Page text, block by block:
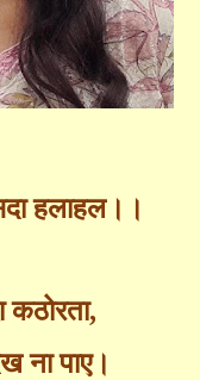
हलाहल।।
,
ना पाए।